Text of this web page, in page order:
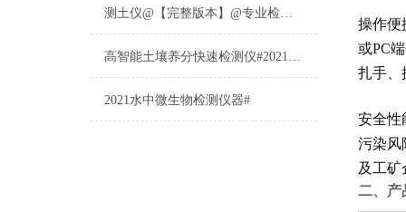
测土仪@【完整版本】@专业检测土壤的仪器仪表
高智能土壤养分快速检测仪#2021【土壤养分检测专用仪器仪表】
2021水中微生物检测仪器#
操作便
或PC
扎手、
安全性
污染风
及工
二、产